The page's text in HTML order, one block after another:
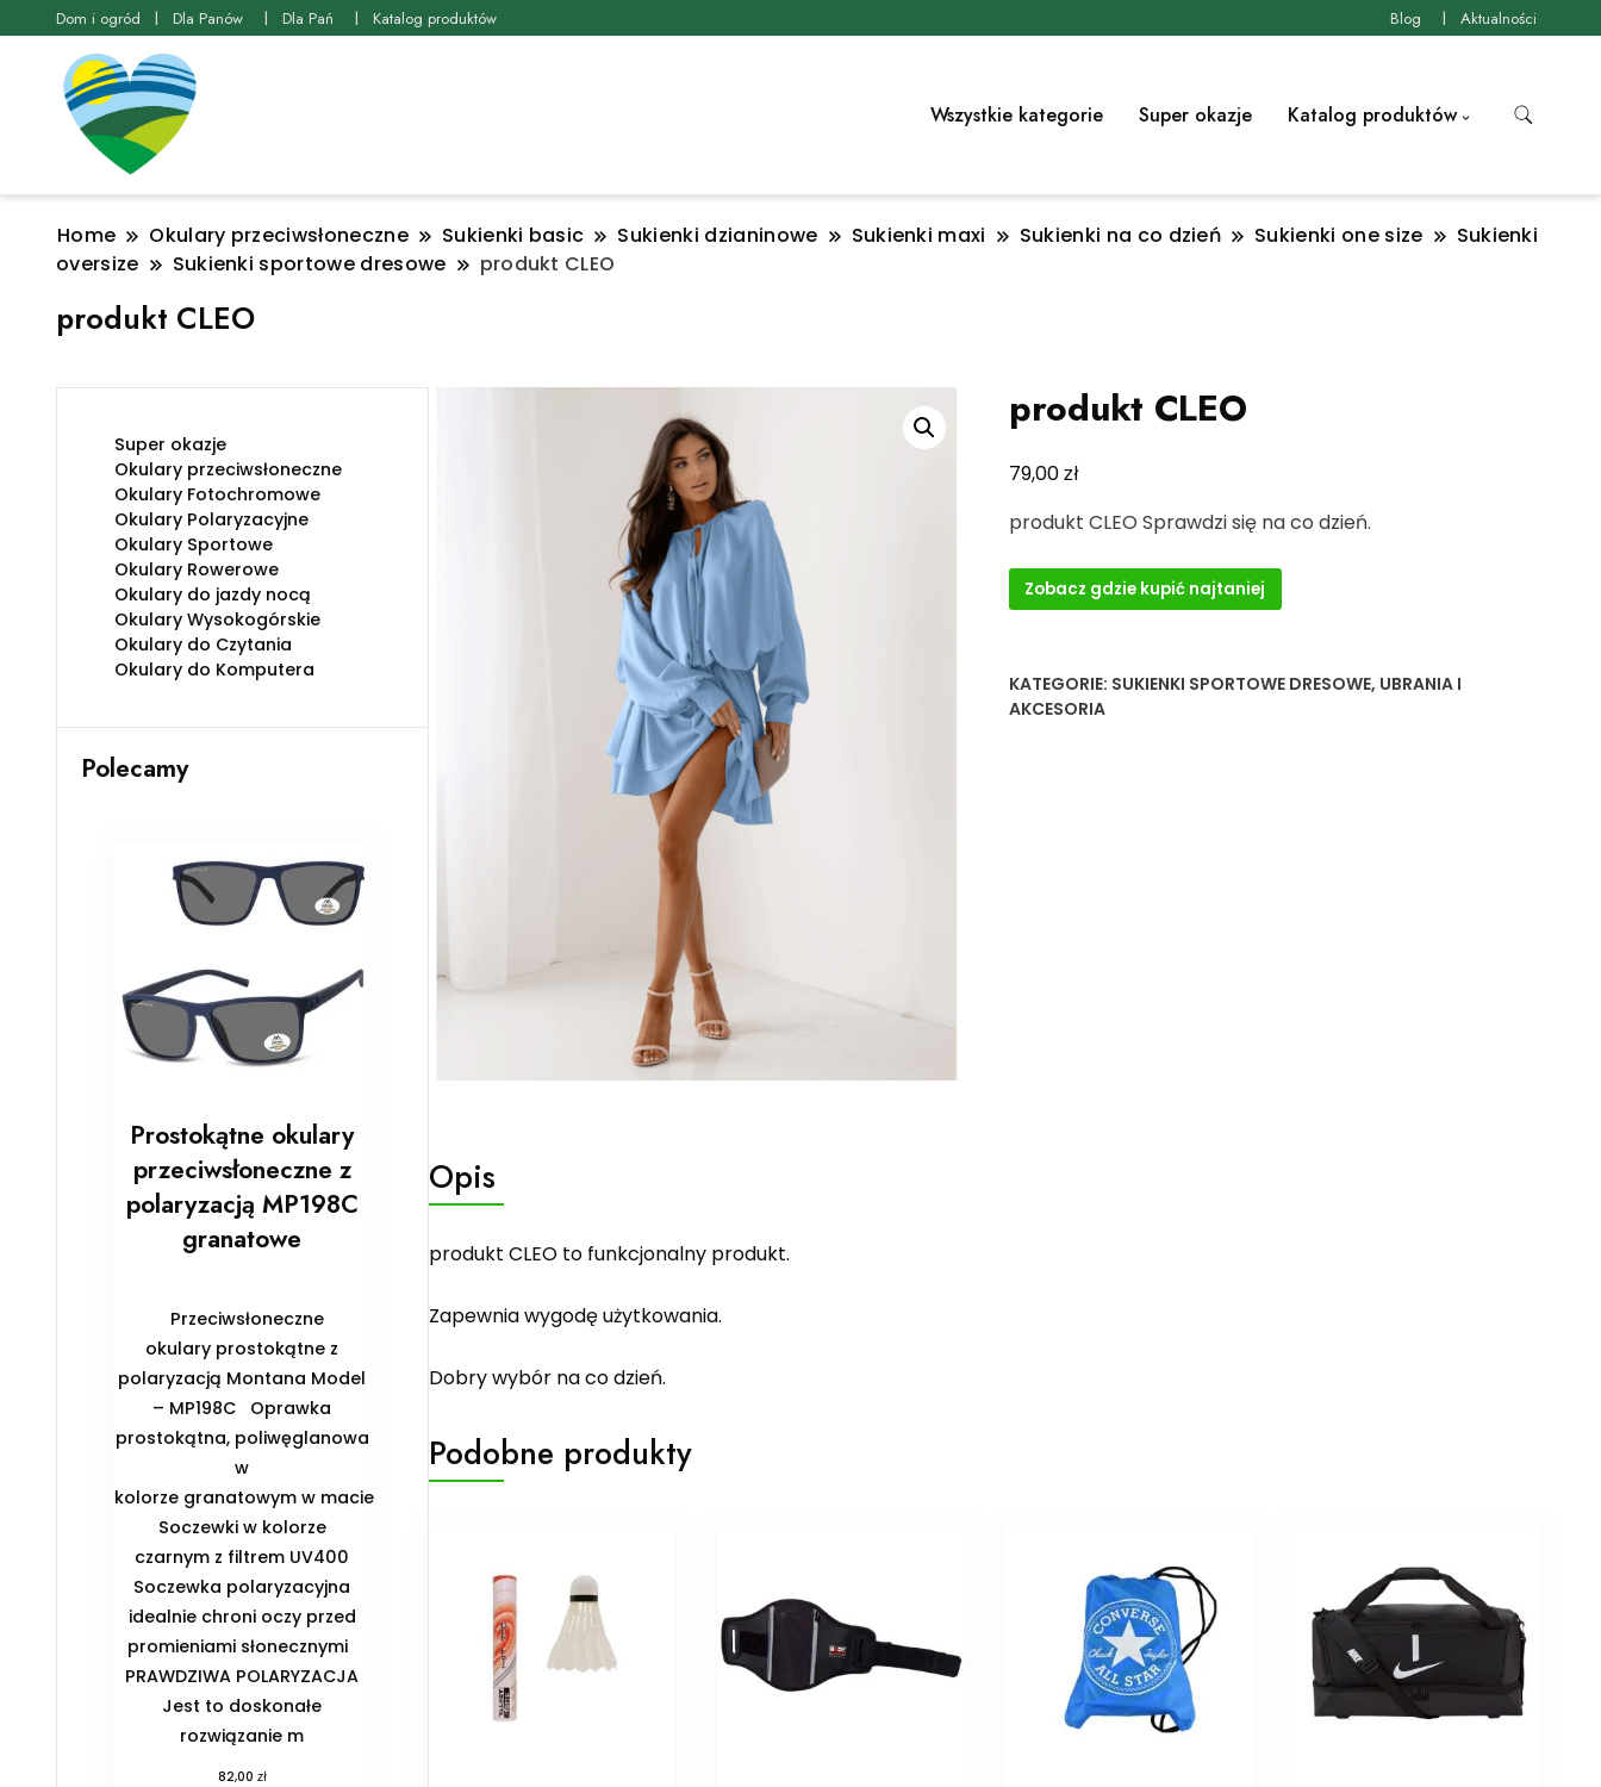
Dom i ogród Dla Panów Dla Pań Katalog produktów Blog Aktualności
Wszystkie kategorie Super okazje Katalog produktów
Home Okulary przeciwsłoneczne Sukienki basic Sukienki dzianinowe Sukienki maxi Sukienki na co dzień Sukienki one size
Sukienki
oversize
Sukienki sportowe dresowe produkt CLEO
produkt CLEO
produkt CLEO
79,00zł
produkt CLEO Sprawdzi się na co dzień.
Zobacz gdzie kupić najtaniej
KATEGORIE: SUKIENKI SPORTOWE DRESOWE, UBRANIA I
AKCESORIA
Opis
produkt CLEO to funkcjonalny produkt.
Zapewnia wygodę użytkowania.
Dobry wybór na co dzień.
Podobne produkty
Super okazje
Okulary przeciwsłoneczne
Okulary Fotochromowe
Okulary Polaryzacyjne
Okulary Sportowe
Okulary Rowerowe
Okulary do jazdy nocą
Okulary Wysokogórskie
Okulary do Czytania
Okulary do Komputera
Polecamy
Prostokątne okulary
przeciwsłoneczne z
polaryzacją MP198C
granatowe
Przeciwsłoneczne
okulary prostokątne z
polaryzacją Montana Model
– MP198C Oprawka
prostokątna, poliwęglanowa
w
kolorze granatowym w macie
Soczewki w kolorze
czarnym z filtrem UV400
Soczewka polaryzacyjna
idealnie chroni oczy przed
promieniami słonecznymi
PRAWDZIWA POLARYZACJA
Jest to doskonałe
rozwiązanie m
82,00 zł